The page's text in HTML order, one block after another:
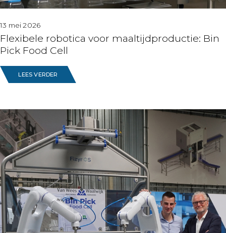
13 mei 2026
Flexibele robotica voor maaltijdproductie: Bin
Pick Food Cell
LEES VERDER